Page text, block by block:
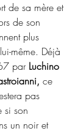
de sa mère et
de son
plus
même. Déjà
par Luchino
ce
pas
si son
un noir et